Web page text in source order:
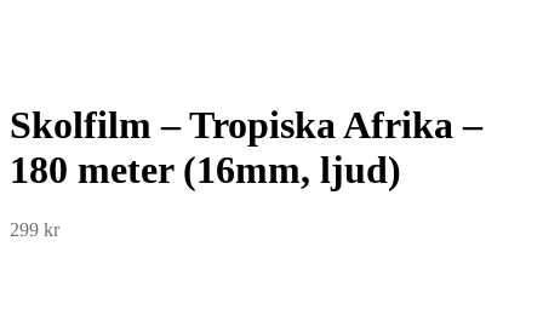
Skolfilm – Tropiska Afrika –
180 meter (16mm, ljud)
299 kr